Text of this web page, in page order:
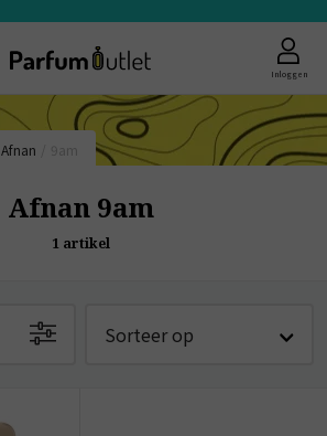
Inloggen
Afnan
Afnan 9am
1 artikel
Sorteer op